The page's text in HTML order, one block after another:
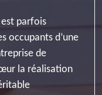
est parfois
occupants d’une
de
la réalisation